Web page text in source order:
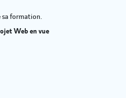
sa formation.
Web en vue